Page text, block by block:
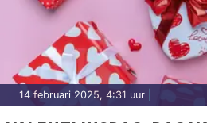
14 februari 2025, 4:31 uur